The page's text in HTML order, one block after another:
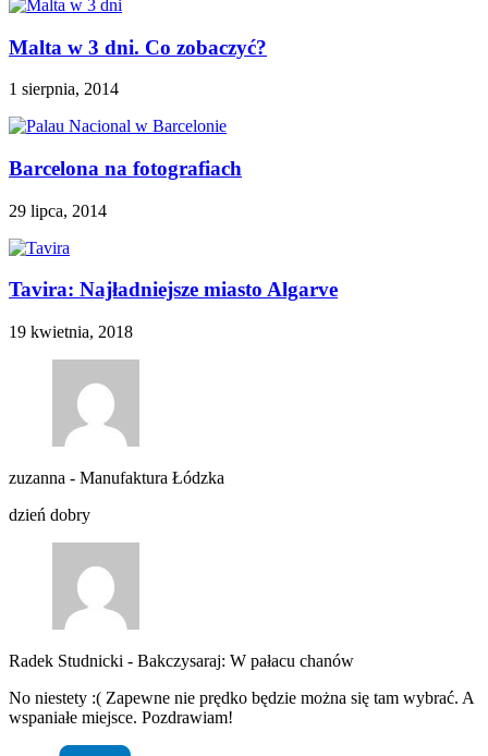
Malta w 3 dni. Co zobaczyć?
1 sierpnia, 2014
Barcelona na fotografiach
29 lipca, 2014
Tavira: Najładniejsze miasto Algarve
19 kwietnia, 2018
zuzanna - Manufaktura Łódzka
dzień dobry
Radek Studnicki - Bakczysaraj: W pałacu chanów
No niestety :( Zapewne nie prędko będzie można się tam wybrać. A
wspaniałe miejsce. Pozdrawiam!